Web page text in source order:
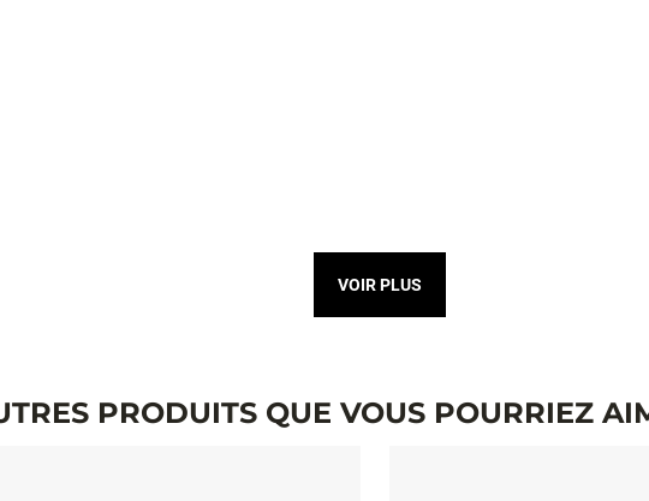
VOIR PLUS
PRODUITS QUE VOUS POURRIEZ